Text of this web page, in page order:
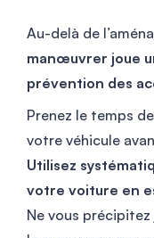
Au-delà de
manœuvrer joue
prévention des
Prenez le temps
votre véhicule
Utilisez
votre voiture en
Ne vous précipitez